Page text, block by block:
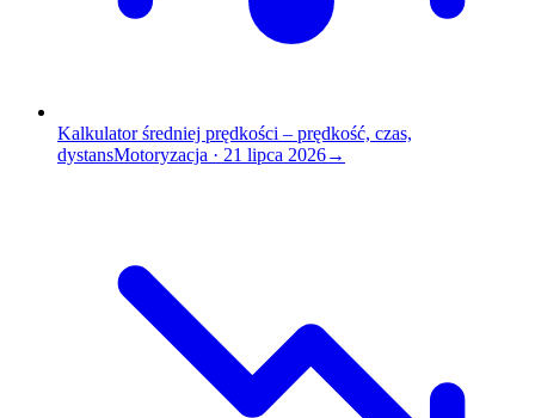
Kalkulator średniej prędkości – prędkość, czas,
dystansMotoryzacja · 21 lipca 2026→